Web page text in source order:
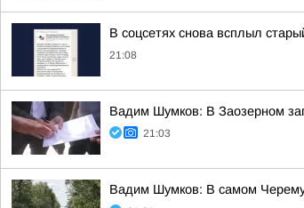
В соцсетях снова всплыл
21:08
Вадим Шумков: В Заозерном
21:03
Вадим Шумков: В самом